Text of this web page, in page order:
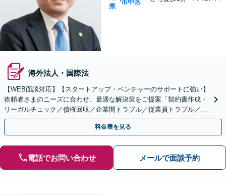
県
市中区
海外法人・国際法
【WEB面談対応】【スタートアップ・ベンチャーのサポートに強い】
依頼者さまのニーズに合わせ、最適な解決策をご提案「契約書作成・
リーガルチェック／債権回収／企業間トラブル／従業員トラブル／不
祥事対応／事業承継／M＆Aほか」【休日・夜間相談可】
料金表を見る
電話でお問い合わせ メールで面談予約